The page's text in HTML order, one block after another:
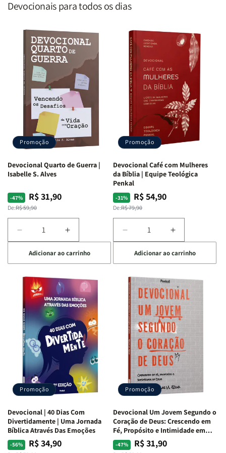
Devocionais para todos os dias
Promoção
Devocional Quarto de Guerra |
Isabelle S. Alves
-47%
Preço
normal
De:R$ 59,90
Preço
promocional
R$ 31,90
Diminuir
a
quantidade
de
Devocional
Quarto
de
Guerra
Isabelle
S.
Alves
Aumentar
a
quantidade
de
Devocional
Quarto
de
Guerra
|
Isabelle
S.
Alves
Adicionar ao carrinho
Promoção
Devocional Café com Mulheres
da Bíblia | Equipe Teológica
Penkal
-31%
Preço
normal
De:R$ 79,90
Preço
promocional
R$ 54,90
Diminuir
a
quantidade
de
Devocional
Café
com
Mulheres
da
Bíblia
Equipe
Teológica
Penkal
Aumentar
a
quantidade
de
Devocional
Café
com
Mulheres
da
Bíblia
|
Equipe
Teológica
Penkal
Adicionar ao carrinho
Promoção
Devocional | 40 Dias Com
Divertidamente | Uma Jornada
Bíblica Através Das Emoções
-56%
Preço
PreçoR$ 34,90
Promoção
Devocional Um Jovem Segundo o
Coração de Deus: Crescendo em
Fé, Propósito e Intimidade em
Deus
-47%
Preço
PreçoR$ 31,90